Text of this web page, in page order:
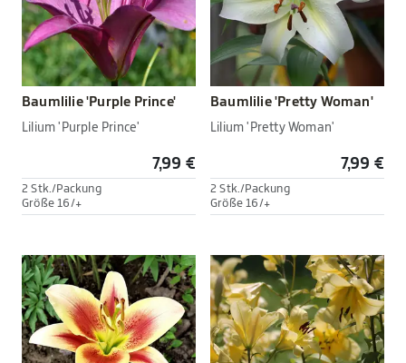
Baumlilie 'Purple Prince'
Lilium 'Purple Prince'
7,99 €
2 Stk./Packung
Größe 16/+
Baumlilie 'Pretty Woman'
Lilium 'Pretty Woman'
7,99 €
2 Stk./Packung
Größe 16/+